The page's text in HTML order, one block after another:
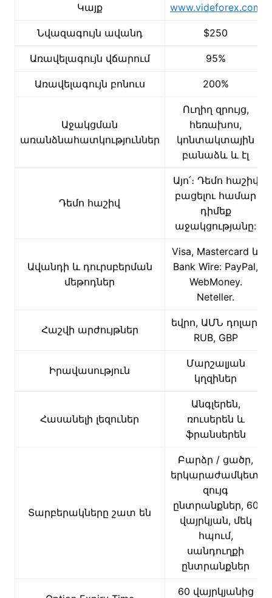
Կայք www.videforex.com
Նվազագույն ավանդ $250
Առավելագույն վճարում 95%
Առավելագույն բոնուս 200%
Աջակցման
առանձնահատկություններ
Ուղիղ զրույց,
հեռախոս,
կոնտակտային
բանաձև և էլ
Դեմո հաշիվ
Այո՛։ Դեմո հաշիվ
բացելու համար
դիմեք
աջակցությանը:
Ավանդի և դուրսբերման
մեթոդներ
Visa, Mastercard և
Bank Wire: PayPal,
WebMoney.
Neteller.
Հաշվի արժույթներ
եվրո, ԱՄՆ դոլար.
RUB, GBP
Իրավասություն
Մարշալյան
կղզիներ
Հասանելի լեզուներ
Անգլերեն,
ռուսերեն և
ֆրանսերեն
Տարբերակները շատ են
Բարձր / ցածր,
երկարաժամկետ,
զույգ
ընտրանքներ, 60
վայրկյան, մեկ
հպում,
սանդուղքի
ընտրանքներ
60 վայրկյանից